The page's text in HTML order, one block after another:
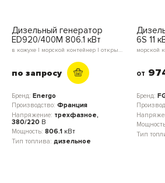
Дизельный генератор
ED920/400M 806.1 кВт
в кожухе | морской контейнер | открытое исполнение | блок-контейнер
по запросу
Бренд: Energo
Производство: Франция
Напряжение: трехфазное,
380/220 В
Мощность: 806.1 кВт
Тип топлива: дизельное
6S 11
от
Бренд:
Тип